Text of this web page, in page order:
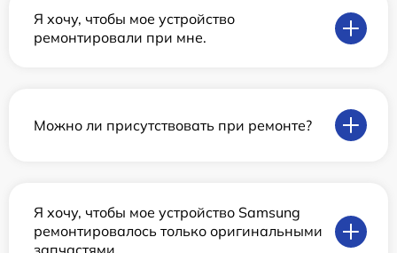
Я хочу, чтобы мое устройство
ремонтировали при мне.
Можно ли присутствовать при ремонте?
Я хочу, чтобы мое устройство Samsung
ремонтировалось только оригинальными